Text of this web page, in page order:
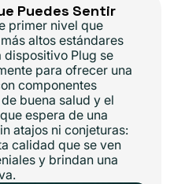
Puedes Sentir
primer nivel que
altos estándares
dispositivo Plug se
para ofrecer una
componentes
buena salud y el
espera de una
atajos ni conjeturas:
calidad que se ven
y brindan una